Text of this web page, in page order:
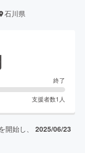
石川県
終了
支援者数1 人
開始し、 2025/06/23